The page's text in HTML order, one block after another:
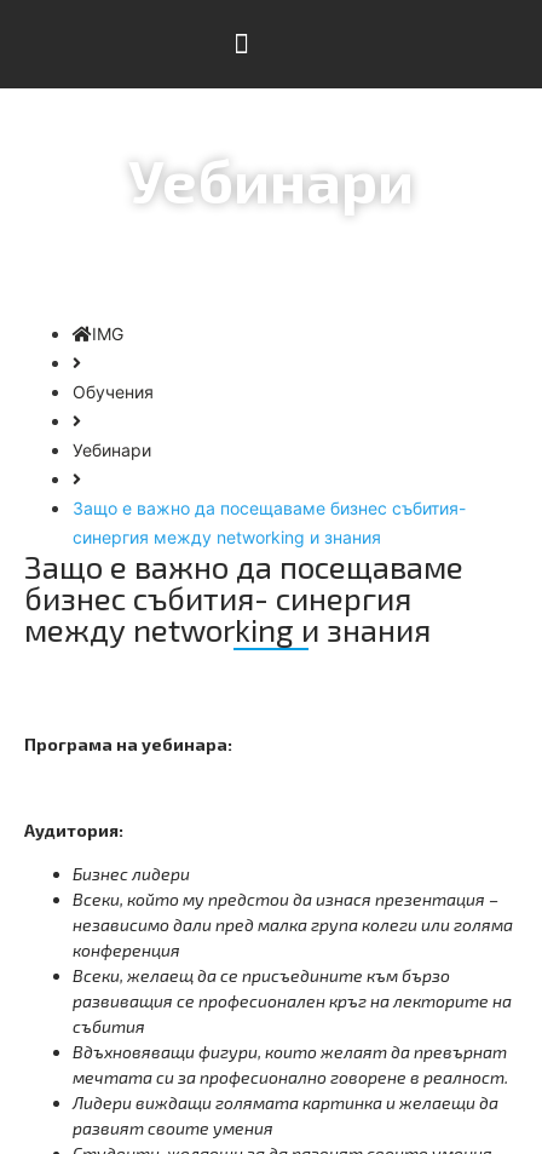
Уебинари
Обучения
Уебинари
Защо е важно да посещаваме бизнес събития-
синергия между networking и знания
Защо е важно да посещаваме
бизнес събития- синергия
между networking и знания
Програма на уебинара:
Аудитория:
Бизнес лидери
Всеки, който му предстои да изнася презентация –
независимо дали пред малка група колеги или голяма
конференция
Всеки, желаещ да се присъедините към бързо
развиващия се професионален кръг на лекторите на
събития
Вдъхновяващи фигури, които желаят да превърнат
мечтата си за професионално говорене в реалност.
Лидери виждащи голямата картинка и желаещи да
развият своите умения